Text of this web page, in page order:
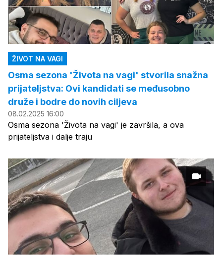
ŽIVOT NA VAGI
Osma sezona 'Života na vagi' stvorila snažna
prijateljstva: Ovi kandidati se međusobno
druže i bodre do novih ciljeva
08.02.2025 16:00
Osma sezona 'Života na vagi' je završila, a ova
prijateljstva i dalje traju